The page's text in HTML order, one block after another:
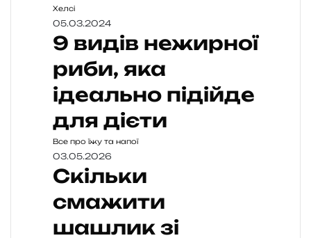
Хелсі
05.03.2024
9 видів нежирної
риби, яка
ідеально підійде
для дієти
Все про їжу та напої
03.05.2026
Скільки
смажити
шашлик зі